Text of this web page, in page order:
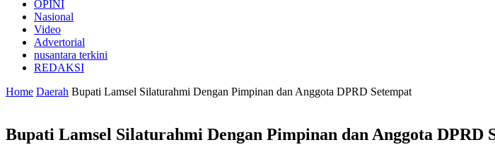
OPINI
Nasional
Video
Advertorial
nusantara terkini
REDAKSI
Home Daerah Bupati Lamsel Silaturahmi Dengan Pimpinan dan Anggota DPRD Setempat
Bupati Lamsel Silaturahmi Dengan Pimpinan dan Anggota DPRD